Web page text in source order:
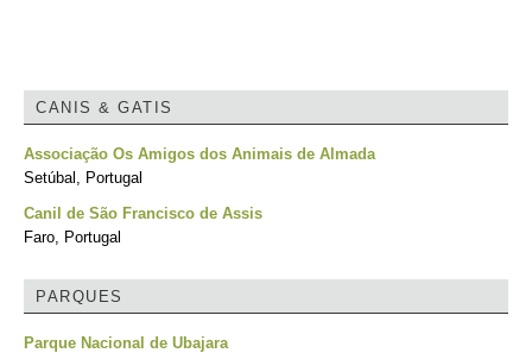
CANIS & GATIS
Associação Os Amigos dos Animais de Almada
Setúbal, Portugal
Canil de São Francisco de Assis
Faro, Portugal
PARQUES
Parque Nacional de Ubajara